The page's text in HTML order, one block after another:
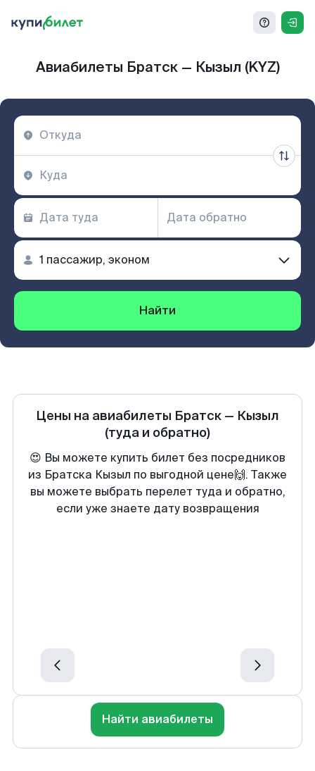
Авиабилеты Братск — Кызыл (KYZ)
Найти
Цены на авиабилеты Братск — Кызыл
(туда и обратно)
😍 Вы можете купить билет без посредников
из Братска Кызыл по выгодной цене🙌. Также
вы можете выбрать перелет туда и обратно,
если уже знаете дату возвращения
Найти авиабилеты